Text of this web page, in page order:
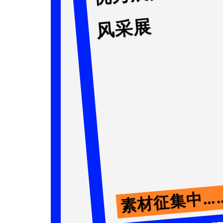
风采展
素材征集中